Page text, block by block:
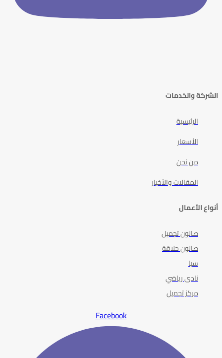
الشركة والخدمات
الرئيسية
الأسعار
من نحن
المقالات والأخبار
أنواع الأعمال
صالون تجميل
صالون حلاقة
سبا
نادى رياضي
مركز تجميل
Facebook